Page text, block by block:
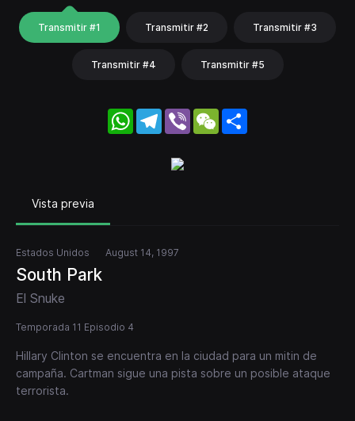
Transmitir #1 Transmitir #2 Transmitir #3
Transmitir #4 Transmitir #5
WhatsApp
Telegram
Viber WeChat
Vista previa
Estados Unidos August 14, 1997
South Park
El Snuke
Temporada 11 Episodio 4
Hillary Clinton se encuentra en la ciudad para un mitin de
campaña. Cartman sigue una pista sobre un posible ataque
terrorista.